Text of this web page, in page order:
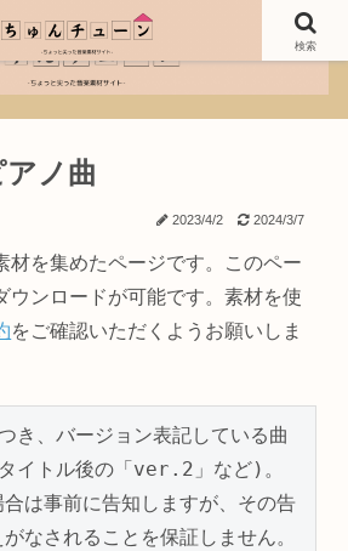
ノ曲
2023/4/2 2024/3/7
材を集めたページです。このペー
ウンロードが可能です。素材を使
をご確認いただくようお願いしま
イトル後の「ver.2」など)。
は事前に告知しますが、その告
なされることを保証しません。
検索